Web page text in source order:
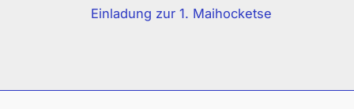
Einladung zur 1. Maihocketse